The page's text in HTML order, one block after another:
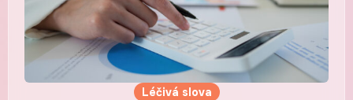
Léčivá slova